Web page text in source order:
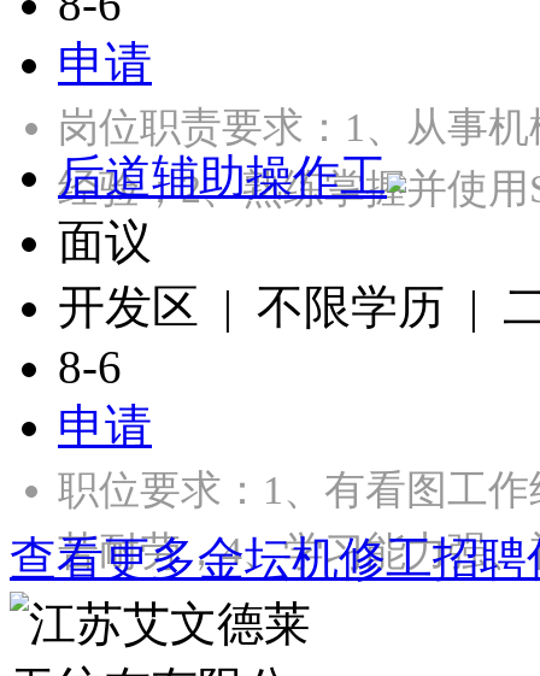
申请
岗位职责要求：1、从事
经验；2、熟练掌握并使
后道辅助操作工
面议
开发区 | 不限学历 |
8-6
申请
职位要求：1、有看图工
苦耐劳，4、学习能力强
查看更多金坛机修工招聘